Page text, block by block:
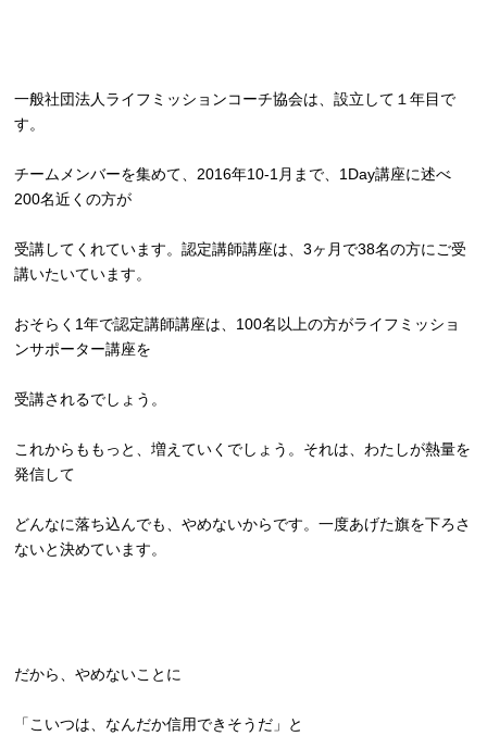
一般社団法人ライフミッションコーチ協会は、設立して１年目で
す。
チームメンバーを集めて、2016年10-1月まで、 1Day講座に述べ
200名近くの方が
受講してくれています。認定講師講座は、3ヶ月で38名の方にご受
講いたいています。
おそらく1年で認定講師講座は、 100名以上の方がライフミッショ
ンサポーター講座を
受講されるでしょう。
これからももっと、増えていくでしょう。それは、 わたしが熱量を
発信して
どんなに落ち込んでも、やめないからです。一度あげた旗を下ろさ
ないと決めています。
だから、やめないことに
「こいつは、なんだか信用できそうだ」と